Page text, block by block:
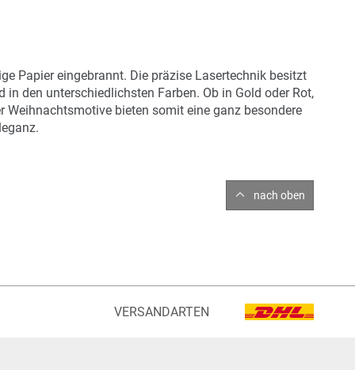
Papier eingebrannt. Die präzise Lasertechnik besitzt
den unterschiedlichsten Farben. Ob in Gold oder Rot,
bieten somit eine ganz besondere
nach oben
VERSANDARTEN